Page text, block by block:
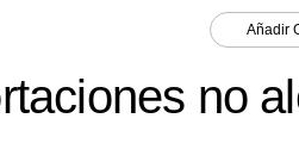
Añadir
no